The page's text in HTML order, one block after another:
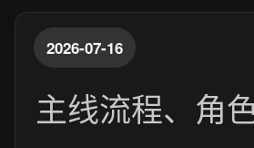
2026-07-16
主线流程、角